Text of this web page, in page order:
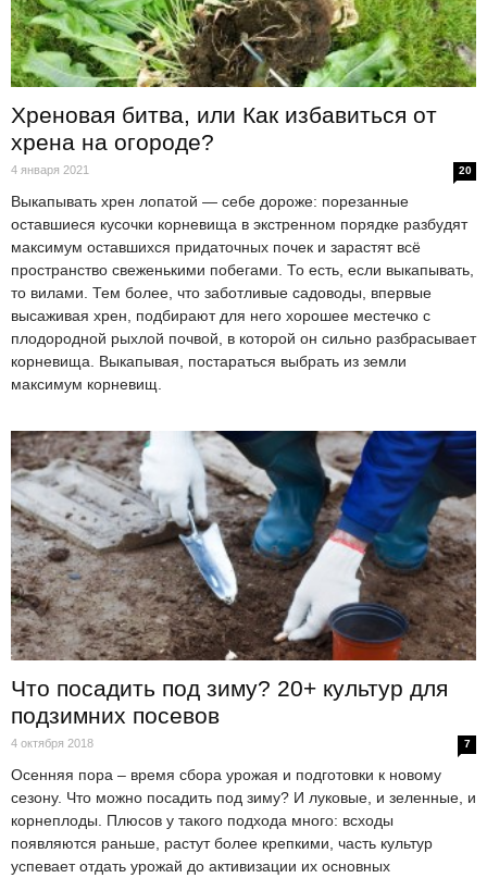
Хреновая битва, или Как избавиться от
хрена на огороде?
4 января 2021 20
Выкапывать хрен лопатой — себе дороже: порезанные
оставшиеся кусочки корневища в экстренном порядке разбудят
максимум оставшихся придаточных почек и зарастят всё
пространство свеженькими побегами. То есть, если выкапывать,
то вилами. Тем более, что заботливые садоводы, впервые
высаживая хрен, подбирают для него хорошее местечко с
плодородной рыхлой почвой, в которой он сильно разбрасывает
корневища. Выкапывая, постараться выбрать из земли
максимум корневищ.
Что посадить под зиму? 20+ культур для
подзимних посевов
4 октября 2018 7
Осенняя пора – время сбора урожая и подготовки к новому
сезону. Что можно посадить под зиму? И луковые, и зеленные, и
корнеплоды. Плюсов у такого подхода много: всходы
появляются раньше, растут более крепкими, часть культур
успевает отдать урожай до активизации их основных